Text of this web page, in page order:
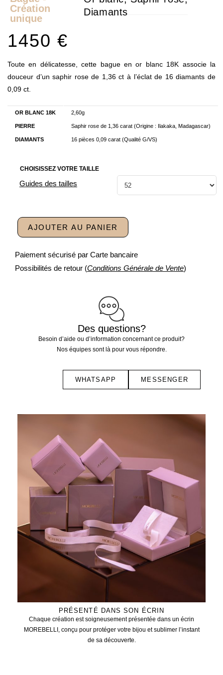
Création
unique
Diamants
1450 €
Toute en délicatesse, cette bague en or blanc 18K associe la
douceur d’un saphir rose de 1,36 ct à l’éclat de 16 diamants de
0,09 ct.
OR BLANC 18K 2,60g
PIERRE Saphir rose de 1,36 carat (Origine : Ilakaka, Madagascar)
DIAMANTS 16 pièces 0,09 carat (Qualité G/VS)
CHOISISSEZ VOTRE TAILLE
Guides des tailles
AJOUTER AU PANIER
Paiement sécurisé par Carte bancaire
Possibilités de retour (Conditions Générale de Vente)
Des questions?
Besoin d’aide ou d’information concernant ce produit?
Nos équipes sont là pour vous répondre.
WHATSAPP MESSENGER
PRÉSENTÉ DANS SON ÉCRIN
Chaque création est soigneusement présentée dans un écrin
MOREBELLI, conçu pour protéger votre bijou et sublimer l’instant
de sa découverte.